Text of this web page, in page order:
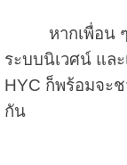
หากเพื่อน
ระบบนิเวศน์ และ
HYC ก็พร้อมจะ
กัน